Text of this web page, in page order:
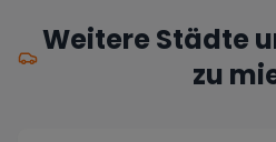
Weitere Städte
zu